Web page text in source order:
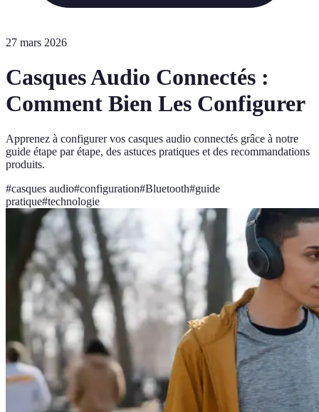
27 mars 2026
Casques Audio Connectés :
Comment Bien Les Configurer
Apprenez à configurer vos casques audio connectés grâce à notre
guide étape par étape, des astuces pratiques et des recommandations
produits.
#casques audio#configuration#Bluetooth#guide
pratique#technologie